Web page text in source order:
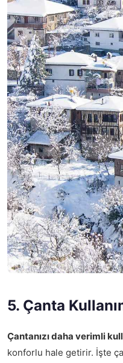
5. Çanta
Çantanızı daha verimli
konforlu hale getirir. İşte